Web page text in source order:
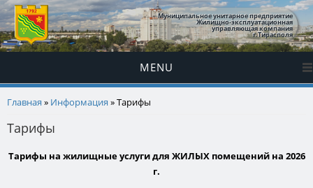
Муниципальное унитарное предприятие
Жилищно-эксплуатационная
управляющая компания
г.Тирасполя
MENU
Вы здесь
Главная » Информация » Тарифы
Тарифы
Тарифы на жилищные услуги для ЖИЛЫХ помещений на 2026
г.